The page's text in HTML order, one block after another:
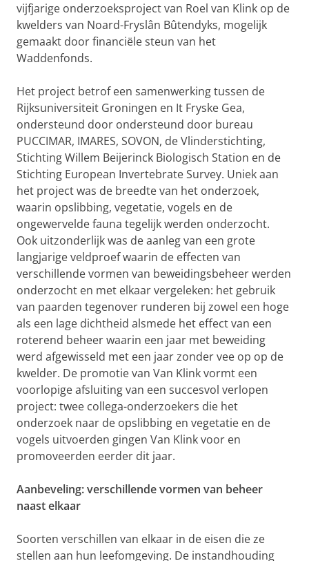
vijfjarige onderzoeksproject van Roel van Klink op de
kwelders van Noard-Fryslân Bûtendyks, mogelijk
gemaakt door financiële steun van het
Waddenfonds.
Het project betrof een samenwerking tussen de
Rijksuniversiteit Groningen en It Fryske Gea,
ondersteund door ondersteund door bureau
PUCCIMAR, IMARES, SOVON, de Vlinderstichting,
Stichting Willem Beijerinck Biologisch Station en de
Stichting European Invertebrate Survey. Uniek aan
het project was de breedte van het onderzoek,
waarin opslibbing, vegetatie, vogels en de
ongewervelde fauna tegelijk werden onderzocht.
Ook uitzonderlijk was de aanleg van een grote
langjarige veldproef waarin de effecten van
verschillende vormen van beweidingsbeheer werden
onderzocht en met elkaar vergeleken: het gebruik
van paarden tegenover runderen bij zowel een hoge
als een lage dichtheid alsmede het effect van een
roterend beheer waarin een jaar met beweiding
werd afgewisseld met een jaar zonder vee op op de
kwelder. De promotie van Van Klink vormt een
voorlopige afsluiting van een succesvol verlopen
project: twee collega-onderzoekers die het
onderzoek naar de opslibbing en vegetatie en de
vogels uitvoerden gingen Van Klink voor en
promoveerden eerder dit jaar.
Aanbeveling: verschillende vormen van beheer
naast elkaar
Soorten verschillen van elkaar in de eisen die ze
stellen aan hun leefomgeving. De instandhouding